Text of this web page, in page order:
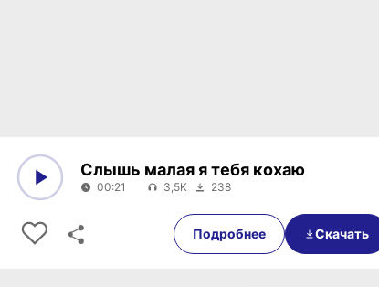
00:21
Слышь малая я тебя кохаю
00:21 3,5K 238
Подробнее Скачать